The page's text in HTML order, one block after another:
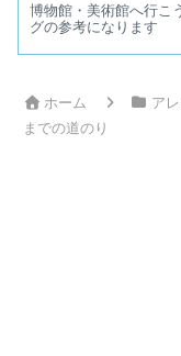
博物館・美術館へ行こ
グの参考になります
ホーム ア
までの道のり